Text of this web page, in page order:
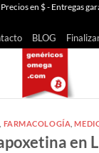
en $ - Entregas
BLOG
FARMACOLOGÍA ,
en